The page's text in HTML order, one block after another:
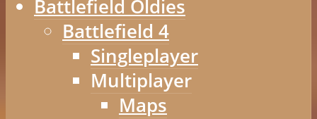
Battlefield Oldies
Battlefield 4
Singleplayer
Multiplayer
Maps